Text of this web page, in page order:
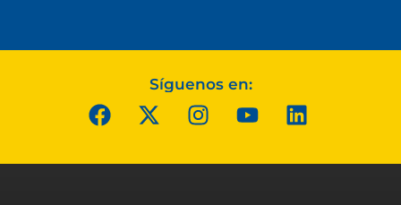
Síguenos en: